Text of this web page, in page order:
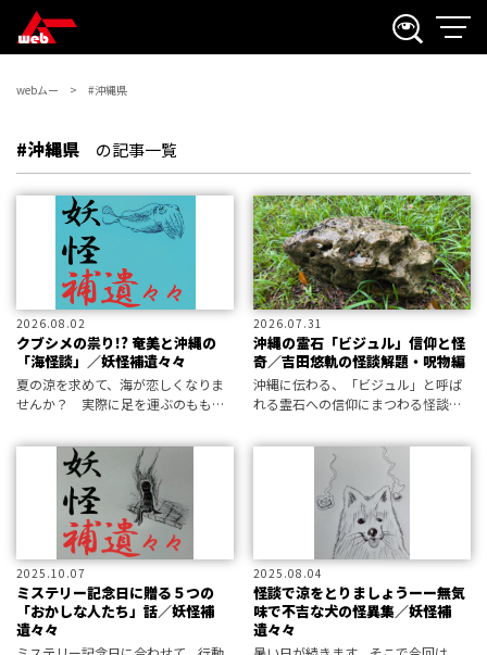
webムー #沖縄県
#沖縄県 の記事一覧
2026.08.02
クブシメの祟り!? 奄美と沖縄の
「海怪談」／妖怪補遺々々
夏の涼を求めて、海が恋しくなりま
せんか？ 実際に足を運ぶのももち
わる怪談話で海に触れるのもなかな
か乙なもの。というわけで、水域の
不思議な話を補遺々々しました。ホ
ラー小説
2026.07.31
沖縄の霊石「ビジュル」信仰と怪
奇／吉田悠軌の怪談解題・呪物編
沖縄に伝わる、「ビジュル」と呼ば
れる霊石への信仰にまつわる怪談を
と祟る」という単純なタブーにはと
どまらない呪石だった。沖縄の文化
や歴史的背景さえ垣間見えてくるモ
2025.10.07
ミステリー記念日に贈る５つの
「おかしな人たち」話／妖怪補
遺々々
2025.08.04
怪談で涼をとりましょうーー無気
味で不吉な犬の怪異集／妖怪補
遺々々